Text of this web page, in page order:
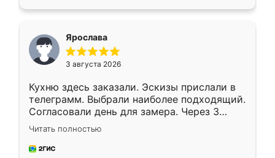
Ярослава
3 августа 2026
Кухню здесь заказали. Эскизы прислали в
телеграмм. Выбрали наиболее подходящий.
Согласовали день для замера. Через 3
недели кухня была уже готова. Остались
довольны работой. Спасибо Ренессанс
мебель за качественную работу!
Читать полностью